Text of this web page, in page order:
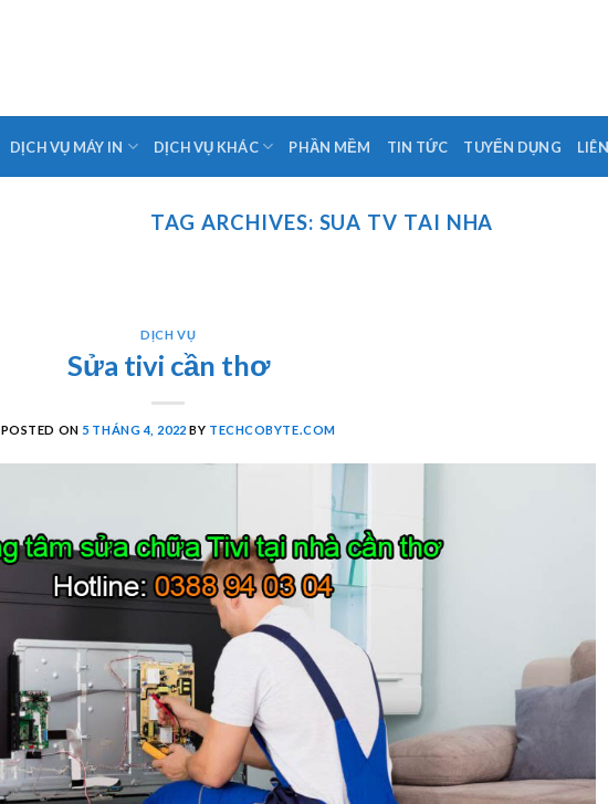
DỊCH VỤ MÁY IN DỊCH VỤ KHÁC PHẦN MỀM TIN TỨC TUYỂN DỤNG
TAG ARCHIVES: SUA TV TAI NHA
DỊCH VỤ
Sửa tivi cần thơ
POSTED ON 5 THÁNG 4, 2022 BY TECHCOBYTE.COM